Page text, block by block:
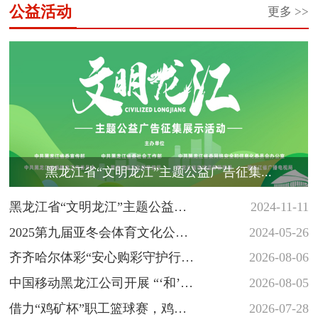
更多 >>
公益活动
黑龙江省“文明龙江”主题公益广告征集...
2024-11-11
黑龙江省“文明龙江”主题公益广
告征集展示活动
2024-05-26
2025第九届亚冬会体育文化公益
海报和志愿者徽章创意设计大
赛...
2026-08-06
齐齐哈尔体彩“安心购彩守护行
动”落地省十六运会羽毛球赛场
2026-08-05
中国移动黑龙江公司开展 “‘和’你
一起 反诈‘童’行” 少年...
2026-07-28
借力“鸡矿杯”职工篮球赛，鸡西